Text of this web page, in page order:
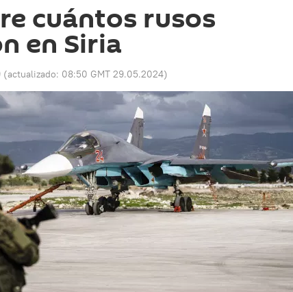
cuántos rusos
en Siria
(actualizado: 08:50 GMT 29.05.2024)